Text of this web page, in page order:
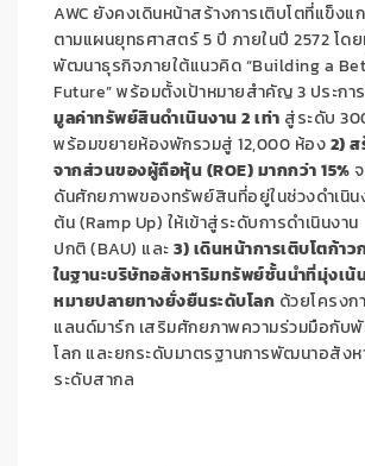
AWC ยังคงเดินหน้าสร้างการเติบโตที่แข็ง
ตามแผนยุทธศาสตร์ 5 ปี ภายในปี 2572 โดย
พัฒนาธุรกิจภายใต้แนวคิด “Building a
Future” พร้อมตั้งเป้าหมายสำคัญ 3 ประกา
มูลค่าทรัพย์สินดำเนินงาน 2 เท่า สู่ระดับ
พร้อมขยายห้องพักรวมสู่ 12,000 ห้อง2)
จากส่วนของผู้ถือหุ้น (ROE) มากกว่า 15%
ดันศักยภาพของทรัพย์สินที่อยู่ในช่วงดำเนิน
ต้น (Ramp Up) ให้เข้าสู่ระดับการดำเนินงาน
ปกติ (BAU) และ3) เดินหน้าการเติบโตก้าว
ในฐานะบริษัทอสังหาริมทรัพย์ชั้นนำที่มุ่งเน้
หมายปลายทางยั่งยืนระดับโลก ด้วยโครง
แลนด์มาร์ก เสริมศักยภาพความร่วมมือกับ
โลก และยกระดับมาตรฐานการพัฒนาอสัง
ระดับสากล